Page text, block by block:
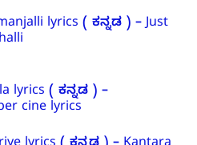
lyrics ( ಕನ್ನಡ ) – Just
lyrics ( ಕನ್ನಡ ) –
cine lyrics